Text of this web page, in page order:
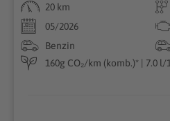
20 km
05/2026
Benzin
160g CO₂/km (komb.)* | 7.0 l/